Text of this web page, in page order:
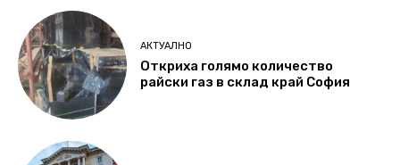
АКТУАЛНО
Откриха голямо количество
райски газ в склад край София